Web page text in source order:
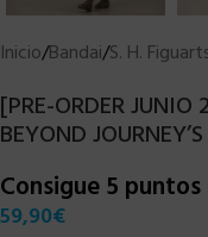
Inicio/Bandai/S. H.
[PRE-ORDER JUNIO
BEYOND
Consigue 5
59,90€